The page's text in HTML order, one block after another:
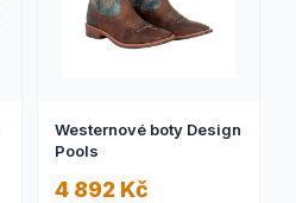
Westernové boty Design
Pools
4 892 Kč